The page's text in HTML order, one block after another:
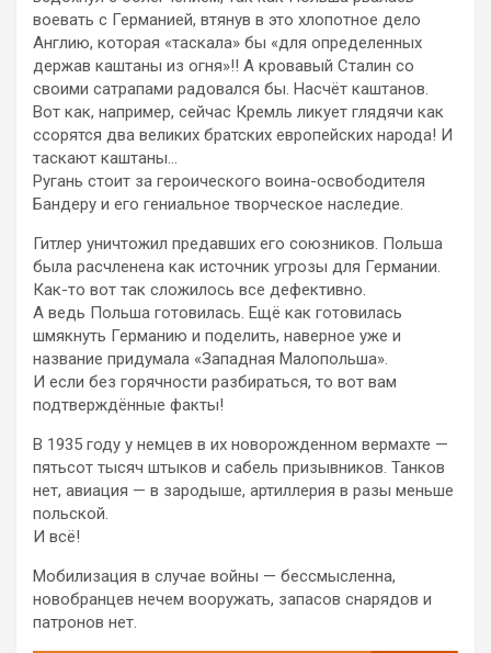
воевать с Германией, втянув в это хлопотное дело
Англию, которая «таскала» бы «для определенных
держав каштаны из огня»!! А кровавый Сталин со
своими сатрапами радовался бы. Насчёт каштанов.
Вот как, например, сейчас Кремль ликует глядячи как
ссорятся два великих братских европейских народа! И
таскают каштаны…
Ругань стоит за героического воина-освободителя
Бандеру и его гениальное творческое наследие.
Гитлер уничтожил предавших его союзников. Польша
была расчленена как источник угрозы для Германии.
Как-то вот так сложилось все дефективно.
А ведь Польша готовилась. Ещё как готовилась
шмякнуть Германию и поделить, наверное уже и
название придумала «Западная Малопольша».
И если без горячности разбираться, то вот вам
подтверждённые факты!
В 1935 году у немцев в их новорожденном вермахте —
пятьсот тысяч штыков и сабель призывников. Танков
нет, авиация — в зародыше, артиллерия в разы меньше
польской.
И всё!
Мобилизация в случае войны — бессмысленна,
новобранцев нечем вооружать, запасов снарядов и
патронов нет.